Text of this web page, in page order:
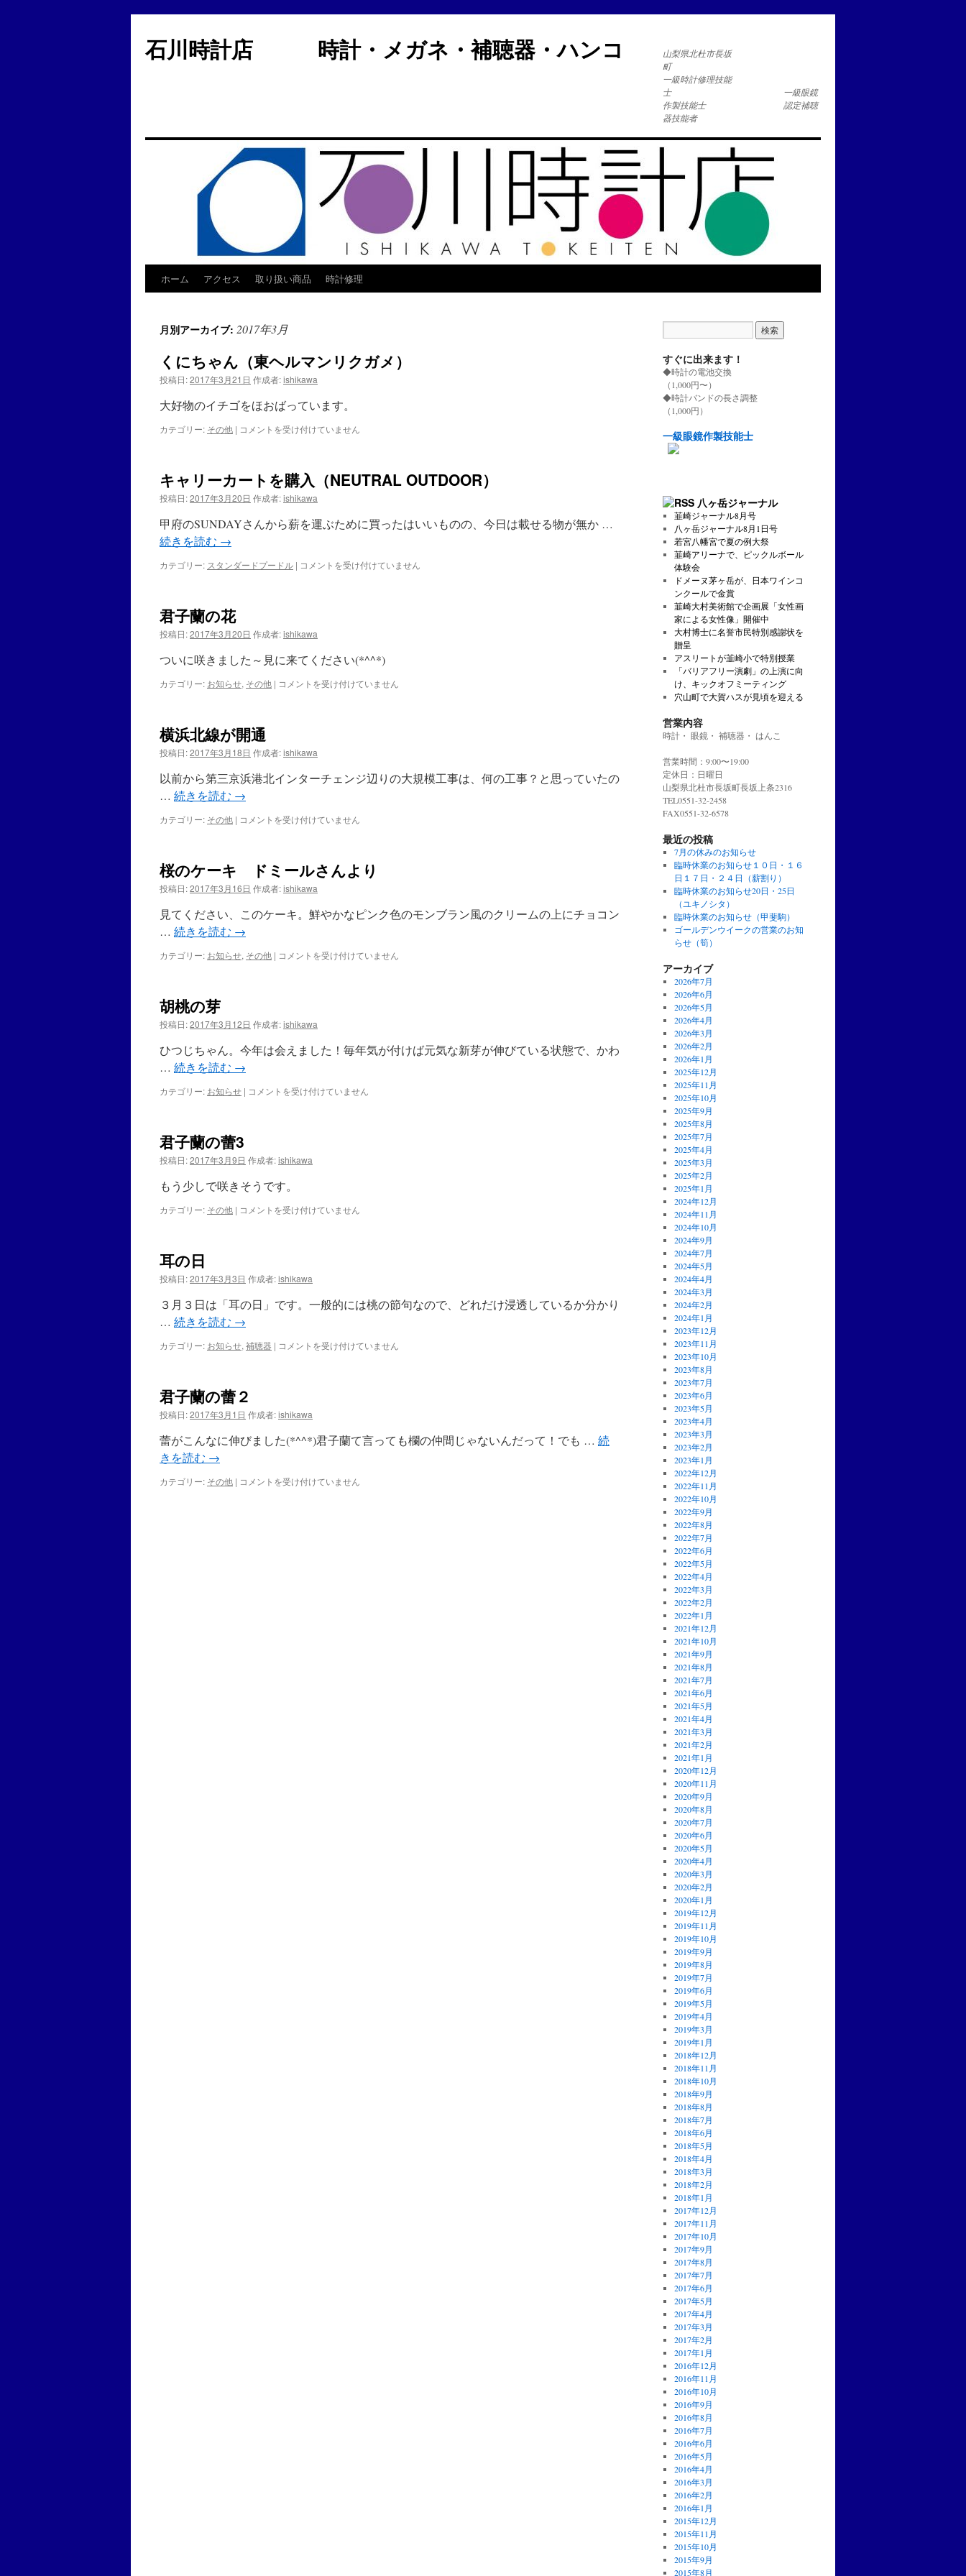
テ
ン
プ
石川時計店 時計・メガネ・補聴器・ハンコ
山梨県北杜市長坂
一級時計修理技能
士 一級眼鏡
作製技能士 認定補聴
器技能者
ホーム アクセス 取り扱い商品 時計修理
月別アーカイブ: 2017年3月
くにちゃん（東ヘルマンリクガメ）
投稿日:2017年3月21日 作成者:ishikawa
大好物のイチゴをほおばっています。
カテゴリー: その他 | く
ん
（東
ヘ
ル
マ
ク
コメントを受け付けていません
キャリーカートを購入（NEUTRAL OUTDOOR）
投稿日:2017年3月20日 作成者:ishikawa
甲府のSUNDAYさんから薪を運ぶために買ったはいいものの、今日は載せる物が無か …
続きを読む →
カテゴリー: スタンダードプードル | キ
ト
を
購
入
コメントを受け付けていません
君子蘭の花
投稿日:2017年3月20日 作成者:ishikawa
ついに咲きました～見に来てください(*^^*)
カテゴリー: お知らせ, その他 | 君
は
コメントを受け付けていません
横浜北線が開通
投稿日:2017年3月18日 作成者:ishikawa
以前から第三京浜港北インターチェンジ辺りの大規模工事は、何の工事？と思っていたの
… 続きを読む →
カテゴリー: その他 | 横
開
通
は
コメントを受け付けていません
桜のケーキ ドミールさんより
投稿日:2017年3月16日 作成者:ishikawa
見てください、このケーキ。鮮やかなピンク色のモンブラン風のクリームの上にチョコン
… 続きを読む →
カテゴリー: お知らせ, その他 | 桜
ド
ミ
ー
ル
よ
コメントを受け付けていません
胡桃の芽
投稿日:2017年3月12日 作成者:ishikawa
ひつじちゃん。今年は会えました！毎年気が付けば元気な新芽が伸びている状態で、かわ
… 続きを読む →
カテゴリー: お知らせ | 胡
コメントを受け付けていません
君子蘭の蕾3
投稿日:2017年3月9日 作成者:ishikawa
もう少しで咲きそうです。
カテゴリー: その他 | 君
3
は
コメントを受け付けていません
耳の日
投稿日:2017年3月3日 作成者:ishikawa
３月３日は「耳の日」です。一般的には桃の節句なので、どれだけ浸透しているか分かり
… 続きを読む →
カテゴリー: お知らせ, 補聴器 | 耳
コメントを受け付けていません
君子蘭の蕾２
投稿日:2017年3月1日 作成者:ishikawa
蕾がこんなに伸びました(*^^*)君子蘭て言っても欄の仲間じゃないんだって！でも … 続
きを読む →
カテゴリー: その他 | 君
コメントを受け付けていません
すぐに出来ます！
◆時計の電池交換
（1,000円〜）
◆時計バンドの長さ調整
（1,000円）
一級眼鏡作製技能士
八ヶ岳ジャーナル
韮崎ジャーナル8月号
八ヶ岳ジャーナル8月1日号
若宮八幡宮で夏の例大祭
韮崎アリーナで、ピックルボール
体験会
ドメーヌ茅ヶ岳が、日本ワインコ
ンクールで金賞
韮崎大村美術館で企画展「女性画
家による女性像」開催中
大村博士に名誉市民特別感謝状を
贈呈
アスリートが韮崎小で特別授業
「バリアフリー演劇」の上演に向
け、キックオフミーティング
穴山町で大賀ハスが見頃を迎える
営業内容
時計・ 眼鏡・ 補聴器・ はんこ
営業時間：9:00〜19:00
定休日：日曜日
山梨県北杜市長坂町長坂上条2316
TEL0551-32-2458
FAX0551-32-6578
最近の投稿
7月の休みのお知らせ
臨時休業のお知らせ１０日・１６
日１７日・２４日（薪割り）
臨時休業のお知らせ20日・25日
（ユキノシタ）
臨時休業のお知らせ（甲斐駒）
ゴールデンウイークの営業のお知
らせ（筍）
アーカイブ
2026年7月
2026年6月
2026年5月
2026年4月
2026年3月
2026年2月
2026年1月
2025年12月
2025年11月
2025年10月
2025年9月
2025年8月
2025年7月
2025年4月
2025年3月
2025年2月
2025年1月
2024年12月
2024年11月
2024年10月
2024年9月
2024年7月
2024年5月
2024年4月
2024年3月
2024年2月
2024年1月
2023年12月
2023年11月
2023年10月
2023年8月
2023年7月
2023年6月
2023年5月
2023年4月
2023年3月
2023年2月
2023年1月
2022年12月
2022年11月
2022年10月
2022年9月
2022年8月
2022年7月
2022年6月
2022年5月
2022年4月
2022年3月
2022年2月
2022年1月
2021年12月
2021年10月
2021年9月
2021年8月
2021年7月
2021年6月
2021年5月
2021年4月
2021年3月
2021年2月
2021年1月
2020年12月
2020年11月
2020年9月
2020年8月
2020年7月
2020年6月
2020年5月
2020年4月
2020年3月
2020年2月
2020年1月
2019年12月
2019年11月
2019年10月
2019年9月
2019年8月
2019年7月
2019年6月
2019年5月
2019年4月
2019年3月
2019年1月
2018年12月
2018年11月
2018年10月
2018年9月
2018年8月
2018年7月
2018年6月
2018年5月
2018年4月
2018年3月
2018年2月
2018年1月
2017年12月
2017年11月
2017年10月
2017年9月
2017年8月
2017年7月
2017年6月
2017年5月
2017年4月
2017年3月
2017年2月
2017年1月
2016年12月
2016年11月
2016年10月
2016年9月
2016年8月
2016年7月
2016年6月
2016年5月
2016年4月
2016年3月
2016年2月
2016年1月
2015年12月
2015年11月
2015年10月
2015年9月
2015年8月